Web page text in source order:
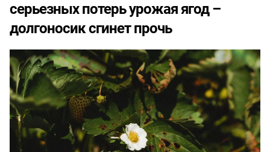
серьезных потерь урожая ягод –
долгоносик сгинет прочь